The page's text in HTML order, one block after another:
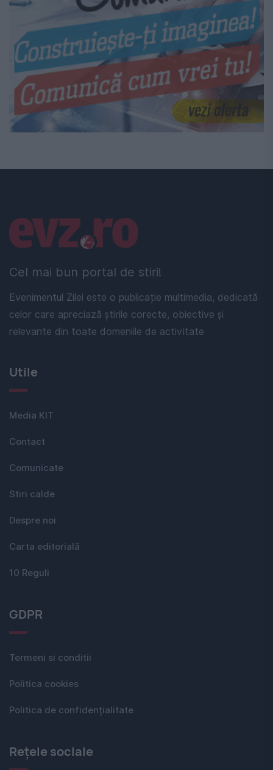
Cel mai bun portal de stiri!
Evenimentul Zilei este o publicație multimedia, dedicată
celor care apreciază știrile corecte, obiective și
relevante din toate domeniile de activitate
Linkuri utile
Utile
Media KIT
Contact
Comunicate
Stiri calde
Despre noi
Carta editorială
10 Reguli
GDPR
Termeni si conditii
Politica cookies
Politica de confidențialitate
Rețele sociale